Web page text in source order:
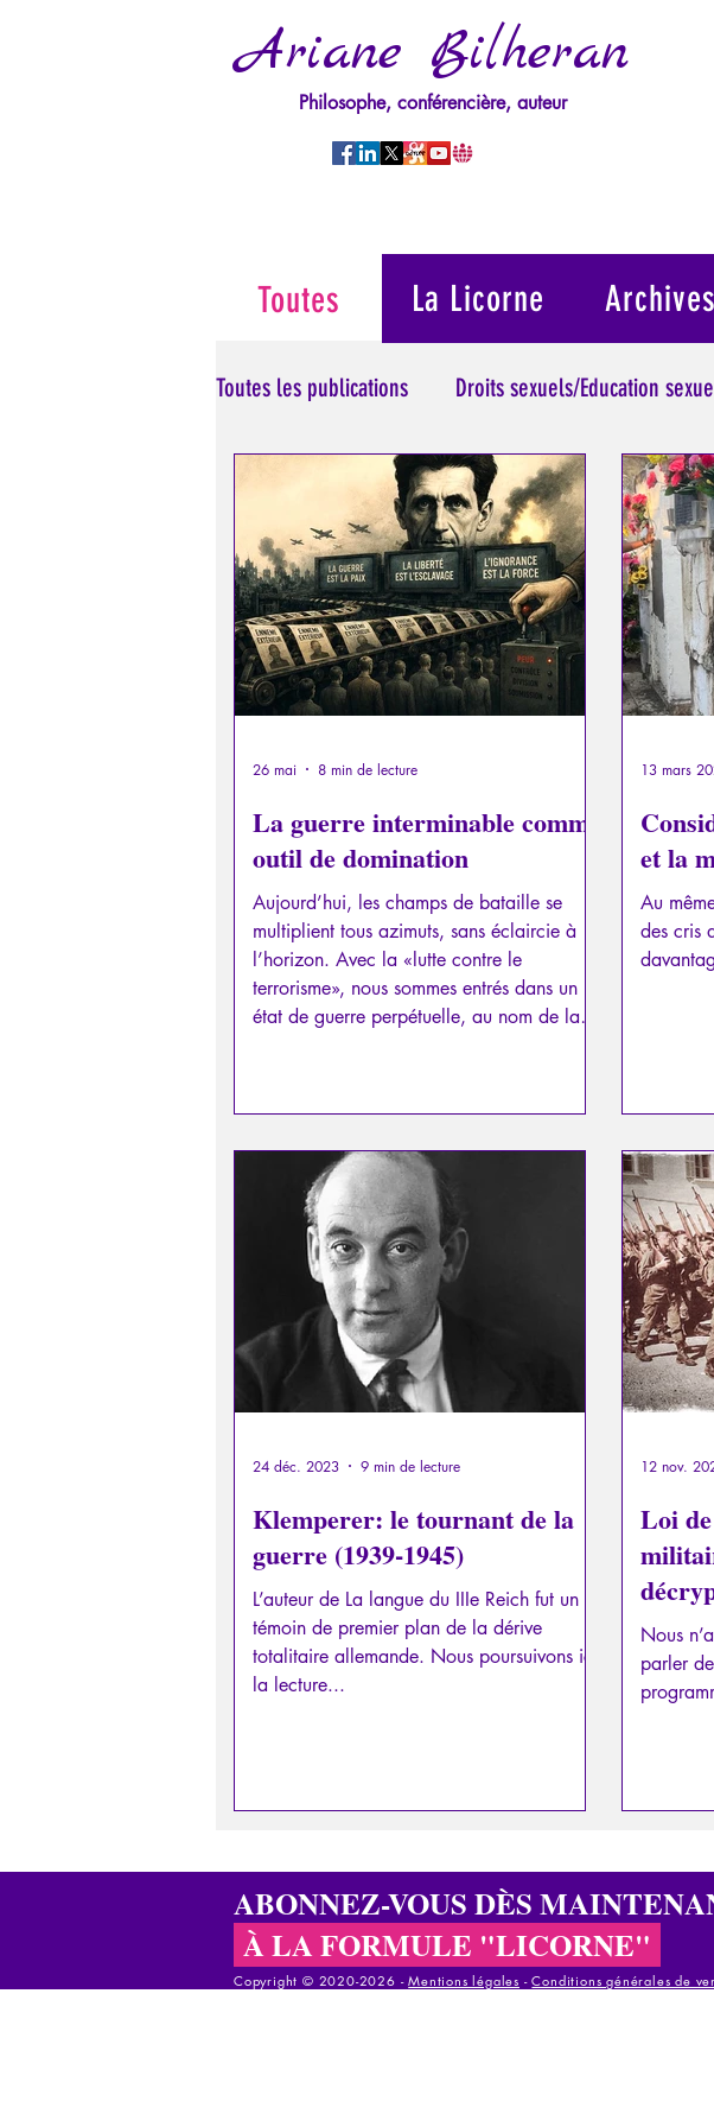
Ariane Bilheran
Philosophe, conférencière, auteur
Toutes les publications Droits sexuels/Education
Manipulation/Perversion Mythologie - Savoir des
Psychopathologie de la Paranoïa
Retrouver son pouvoir personnel Traumatisme
Psychopathologie de l'Autorité Recensions
Intelligence artificielle
La guerre interminable comme
outil de domination
Aujourd’hui, les champs de bataille se
multiplient tous azimuts, sans éclaircie à
l’horizon. Avec la «lutte contre le
terrorisme», nous sommes entrés dans un
état de guerre perpétuelle, au nom de la
placer le curseur de l’angoisse. Et si
Orwell avait déjà décrit tout cela dans
1984?
26 mai 8 min de lecture
et la
Au
des cris
13 mars
Klemperer: le tournant de la
guerre (1939-1945)
L’auteur de La langue du IIIe Reich fut un
témoin de premier plan de la dérive
totalitaire allemande. Nous poursuivons ici
la lecture...
24 déc. 2023 9 min de lecture
Loi
Nous
parler
12 nov.
La Licorne Archives
Toutes
ABONNEZ-VOUS DÈS
À LA FORMULE "LICORNE"
Copyright © 2020-2026 - ​Mentions légales -Conditions générales de